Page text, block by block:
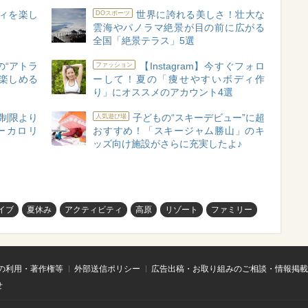
を楽し DOスポーツ
世界に誇れる美しさ！壮大な
雲海やパノラマ絶景が目の前に広がる
全国「絶景テラス」5選
“アトラ
しめる
ファッション
【Instagram】今すぐフォロ
ーして！夏の「痩せやすいボディ作
り」にオススメのアカウント4選
限より
カロリ
人気遊び場
子どもの“スキーデビュー”に超
おすすめ！「スキージャム勝山」のキ
ッズ向け施設がさらに充実したよ♪
ブ 夏休み アクティビティ 高原 リゾート ファミリー
利用・著作権等 外部送信ポリシー
広告出稿・お取り組みのご相談・情報掲